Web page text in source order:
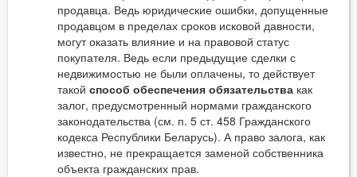
продавца. Ведь юридические ошибки, допущенные
продавцом в пределах сроков исковой давности,
могут оказать влияние и на правовой статус
покупателя. Ведь если предыдущие сделки с
недвижимостью не были оплачены, то действует
такой способ обеспечения обязательства как
залог, предусмотренный нормами гражданского
законодательства (см. п. 5 ст. 458 Гражданского
кодекса Республики Беларусь). А право залога, как
известно, не прекращается заменой собственника
объекта гражданских прав.